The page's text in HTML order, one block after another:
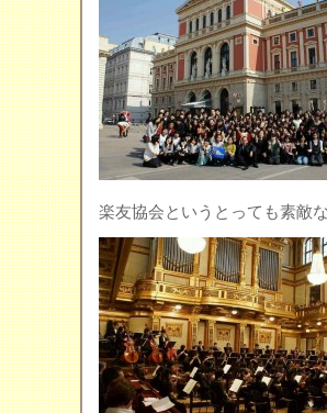
楽友協会というとっても素敵